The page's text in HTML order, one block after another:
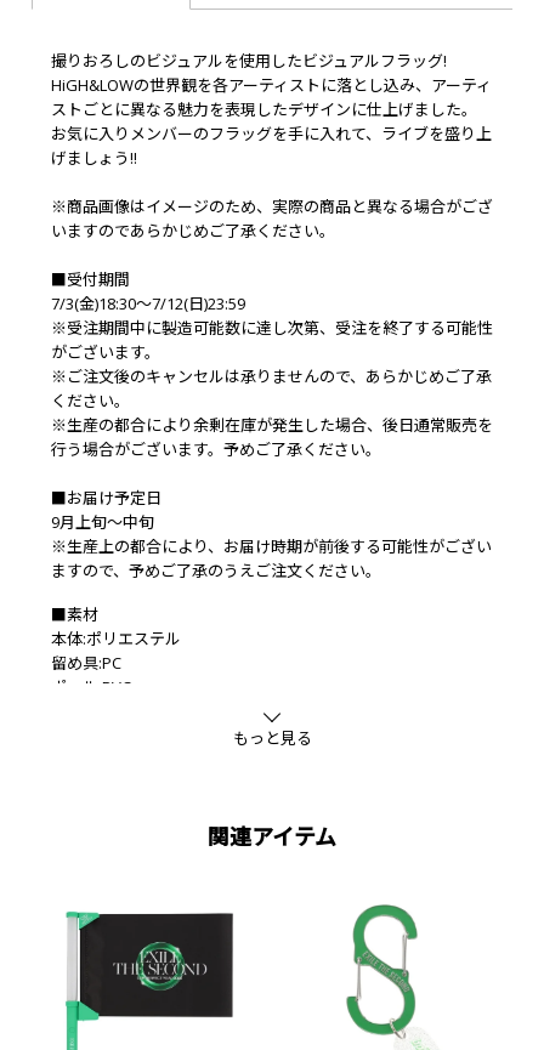
撮りおろしのビジュアルを使用したビジュアルフラッグ!
HiGH&LOWの世界観を各アーティストに落とし込み、アーティ
ストごとに異なる魅力を表現したデザインに仕上げました。
お気に入りメンバーのフラッグを手に入れて、ライブを盛り上
げましょう!!
※商品画像はイメージのため、実際の商品と異なる場合がござ
いますのであらかじめご了承ください。
■受付期間
7/3(金)18:30～7/12(日)23:59
※受注期間中に製造可能数に達し次第、受注を終了する可能性
がございます。
※ご注文後のキャンセルは承りませんので、あらかじめご了承
ください。
※生産の都合により余剰在庫が発生した場合、後日通常販売を
行う場合がございます。予めご了承ください。
■お届け予定日
9月上旬～中旬
※生産上の都合により、お届け時期が前後する可能性がござい
ますので、予めご了承のうえご注文ください。
■素材
本体:ポリエステル
留め具:PC
ポール:PVC
もっと見る
関連アイテム